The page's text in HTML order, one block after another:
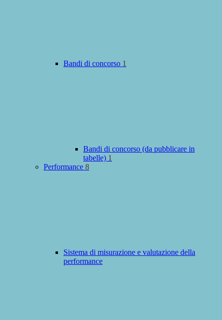
Bandi di concorso 1
Bandi di concorso (da pubblicare in
tabelle) 1
Performance 8
Sistema di misurazione e valutazione della
performance